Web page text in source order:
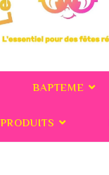
BAPTEME
PRODUITS